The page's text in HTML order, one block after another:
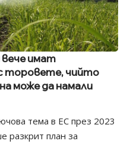
имат
торовете, чийто
може да намали
тема в ЕС през 2023
разкрит план за